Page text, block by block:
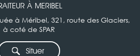
À MERIBEL
à Méribel, 321, route des Glaciers,
à coté de SPAR
Situer